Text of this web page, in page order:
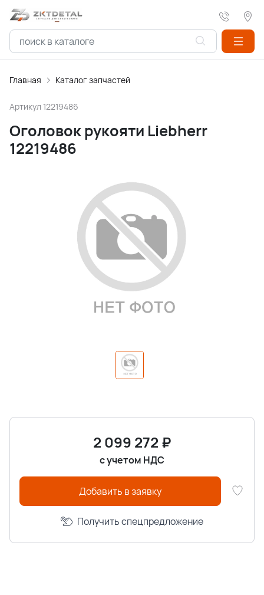
Главная Каталог запчастей
Артикул 12219486
Оголовок рукояти Liebherr
12219486
2 099 272 ₽
с учетом НДС
Добавить в заявку
Получить спецпредложение